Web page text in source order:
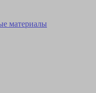
материалы